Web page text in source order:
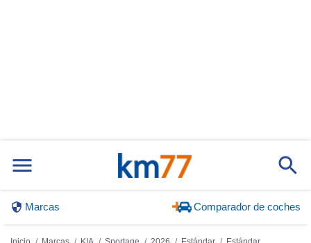
Marcas Comparador de coches